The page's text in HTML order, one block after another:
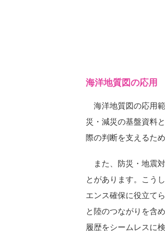
海洋地質図の応用
海洋地質図の応用
災・減災の基盤資料
際の判断を支えるた
また、防災・地震
とがあります。こう
エンス確保に役立て
と陸のつながりを含
履歴をシームレスに